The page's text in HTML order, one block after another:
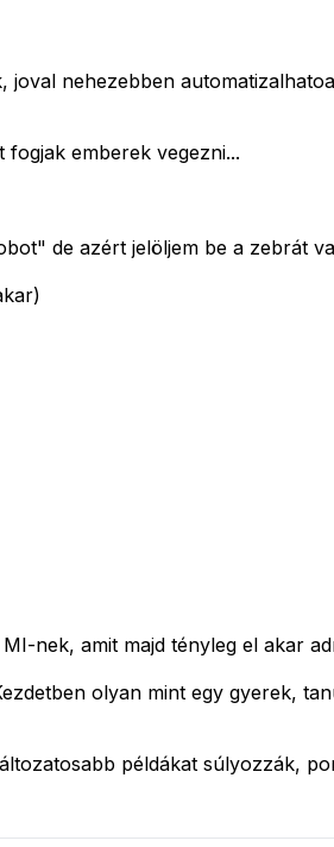
nehezebben
emberek vegezni...
de azért jelöljem be a zebrát
nek, amit majd tényleg el akar
olyan mint egy gyerek,
példákat súlyozzák,